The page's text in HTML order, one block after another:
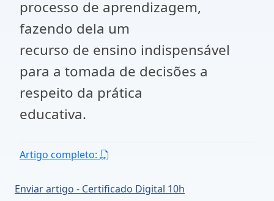
processo de aprendizagem,
fazendo dela um
recurso de ensino indispensável
para a tomada de decisões a
respeito da prática
educativa.
Artigo completo:
Enviar artigo - Certificado Digital 10h